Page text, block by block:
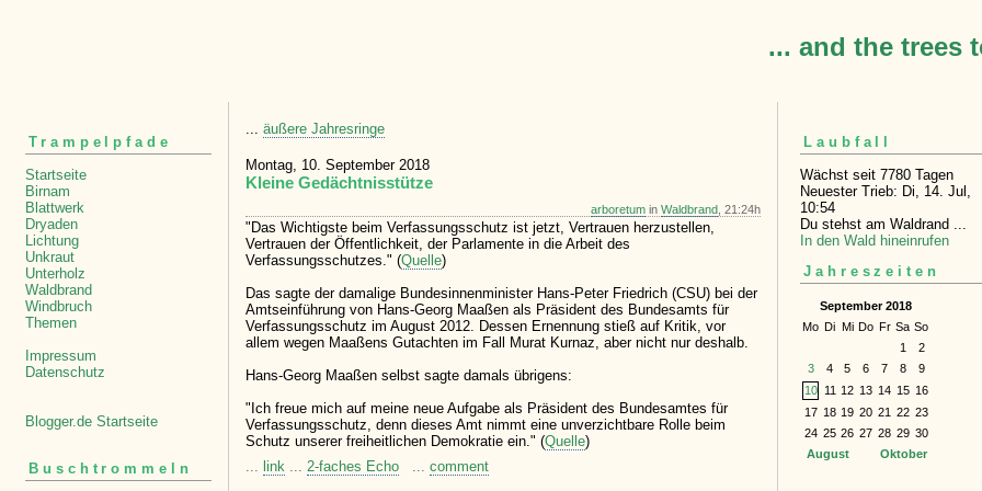
... and the trees
Trampelpfade
Startseite
Birnam
Blattwerk
Dryaden
Lichtung
Unkraut
Unterholz
Waldbrand
Windbruch
Themen
Impressum
Datenschutz
Blogger.de Startseite
Buschtrommeln
... äußere Jahresringe
Montag, 10. September 2018
Kleine Gedächtnisstütze
arboretum in Waldbrand , 21:24h
"Das Wichtigste beim Verfassungsschutz ist jetzt, Vertrauen herzustellen,
Vertrauen der Öffentlichkeit, der Parlamente in die Arbeit des
Verfassungsschutzes." (Quelle)
Das sagte der damalige Bundesinnenminister Hans-Peter Friedrich (CSU) bei der
Amtseinführung von Hans-Georg Maaßen als Präsident des Bundesamts für
Verfassungsschutz im August 2012. Dessen Ernennung stieß auf Kritik, vor
allem wegen Maaßens Gutachten im Fall Murat Kurnaz, aber nicht nur deshalb.
Hans-Georg Maaßen selbst sagte damals übrigens:
"Ich freue mich auf meine neue Aufgabe als Präsident des Bundesamtes für
Verfassungsschutz, denn dieses Amt nimmt eine unverzichtbare Rolle beim
Schutz unserer freiheitlichen Demokratie ein." (Quelle)
... link ... 2-faches Echo ... comment
Laubfall
Wächst seit 7780 Tagen
Neuester Trieb: Di, 14. Jul,
10:54
Du stehst am Waldrand ...
In den Wald hineinrufen
Jahreszeiten
September 2018
Mo Di Mi Do Fr Sa So
1
2
3
4 5 6 7 8
9
10
11 12 13 14 15 16
17 18 19 20 21 22 23
24 25 26 27 28 29 30
August
Oktober